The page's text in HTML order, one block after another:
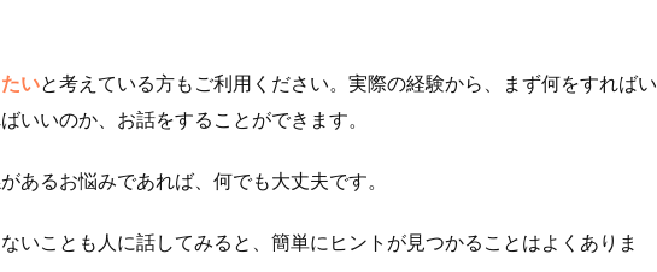
いと考えている方もご利用ください。実際の経験から、まず何をすればい
いいのか、お話をすることができます。
あるお悩みであれば、何でも大丈夫です。
いことも人に話してみると、簡単にヒントが見つかることはよくありま